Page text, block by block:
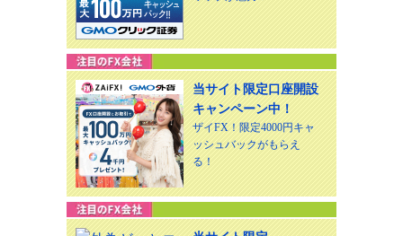
当サイト限定口座開設
キャンペーン中！
ザイFX！限定4000円キャ
ッシュバックがもらえ
る！